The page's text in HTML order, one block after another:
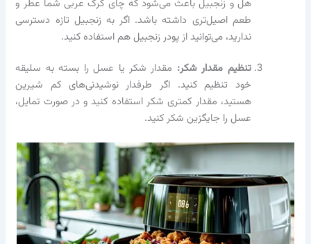
هل و زنجبیل باعث می‌شود که چای کرک عربی شما عطر و
طعم اصیل‌تری داشته باشد. اگر به زنجبیل تازه دسترسی
ندارید، می‌توانید از پودر زنجبیل هم استفاده کنید.
تنظیم مقدار شکر: مقدار شکر یا عسل را بسته به سلیقه
خود تنظیم کنید. اگر طرفدار نوشیدنی‌های کم شیرین
هستید، مقدار کمتری شکر استفاده کنید و در صورت تمایل،
عسل را جایگزین شکر کنید.